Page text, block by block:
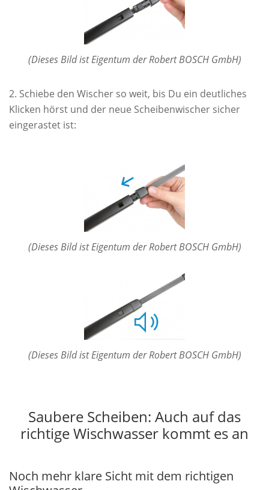
(Dieses Bild ist Eigentum der Robert BOSCH GmbH)
Schiebe den Wischer so weit, bis Du ein deutliches
Klicken hörst und der neue Scheibenwischer sicher
eingerastet ist:
(Dieses Bild ist Eigentum der Robert BOSCH GmbH)
(Dieses Bild ist Eigentum der Robert BOSCH GmbH)
Saubere Scheiben: Auch auf das
richtige Wischwasser kommt es an
Noch mehr klare Sicht mit dem richtigen